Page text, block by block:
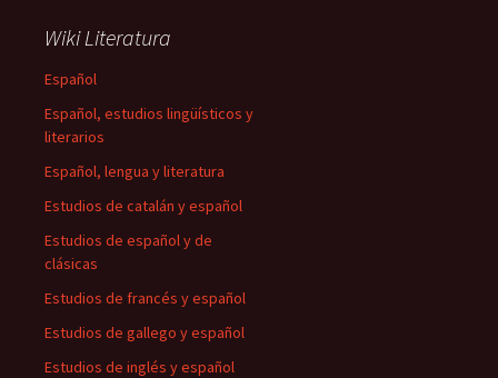
Wiki Literatura
Español
Español, estudios lingüísticos y
literarios
Español, lengua y literatura
Estudios de catalán y español
Estudios de español y de
clásicas
Estudios de francés y español
Estudios de gallego y español
Estudios de inglés y español